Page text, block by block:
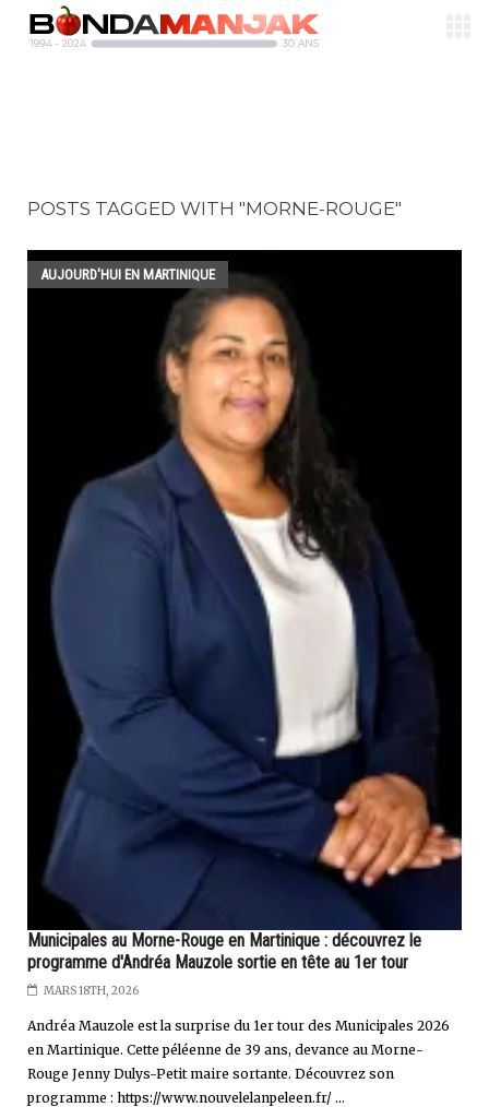
POSTS TAGGED WITH "MORNE-ROUGE"
AUJOURD'HUI EN MARTINIQUE
Municipales au Morne-Rouge en Martinique : découvrez le
programme d'Andréa Mauzole sortie en tête au 1er tour
MARS 18TH, 2026
Andréa Mauzole est la surprise du 1er tour des Municipales 2026
en Martinique. Cette péléenne de 39 ans, devance au Morne-
Rouge Jenny Dulys-Petit maire sortante. Découvrez son
programme : https://www.nouvelelanpeleen.fr/ ...